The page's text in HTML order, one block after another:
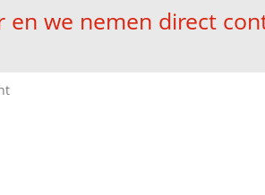
en we nemen direct